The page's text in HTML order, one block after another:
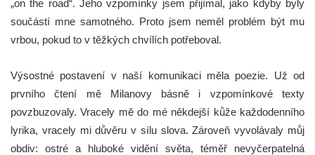
„on the road“. Jeho vzpomínky jsem přijímal, jako kdyby byly
součástí mne samotného. Proto jsem neměl problém být mu
vrbou, pokud to v těžkých chvílích potřeboval.
Výsostné postavení v naší komunikaci měla poezie. Už od
prvního čtení mě Milanovy básně i vzpomínkové texty
povzbuzovaly. Vracely mě do mé někdejší kůže každodenního
lyrika, vracely mi důvěru v sílu slova. Zároveň vyvolávaly můj
obdiv: ostré a hluboké vidění světa, téměř nevyčerpatelná